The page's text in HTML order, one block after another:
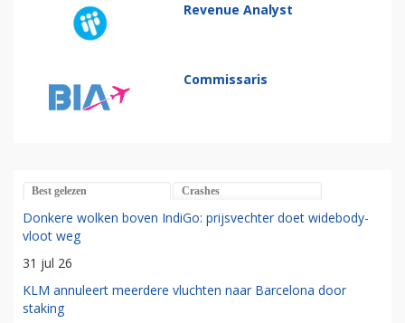
Revenue Analyst
Commissaris
Best gelezen Crashes
Donkere wolken boven IndiGo: prijsvechter doet widebody-
vloot weg
31 jul 26
KLM annuleert meerdere vluchten naar Barcelona door
staking